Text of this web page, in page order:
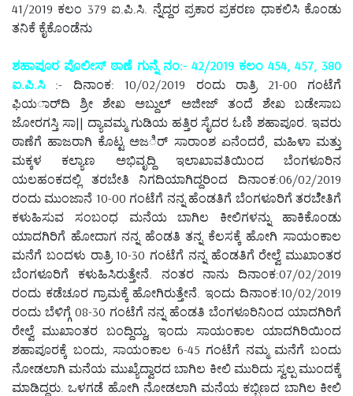
41/2019 ಕಲಂ 379 ಐ.ಪಿ.ಸಿ. ನ್ನೆದ್ದರ ಪ್ರಕಾರ ಪ್ರಕರಣ ಧಾಕಲಿಸಿ ಕೊಂಡು
ತನಿಕೆ ಕೈಕೊಂಡೆನು
ಶಹಾಪೂರ ಪೊಲೀಸ್ ಠಾಣೆ ಗುನ್ನೆ ನಂ:- 42/2019 ಕಲಂ 454, 457, 380
ಐ.ಪಿ.ಸಿ :- ದಿನಾಂಕ: 10/02/2019 ರಂದು ರಾತ್ರಿ 21-00 ಗಂಟೆಗೆ
ಫಿಯರ್ಾದಿ ಶ್ರೀ ಶೇಖ ಅಬ್ದುಲ್ ಅಜೀಜ್ ತಂದೆ ಶೇಖ ಬಡೇಸಾಬ
ಜೋರಗಸ್ತಿ ಸಾ|| ದ್ಯಾವಮ್ಮ ಗುಡಿಯ ಹತ್ತಿರ ಸೈದರ ಓಣಿ ಶಹಾಪೂರ. ಇವರು
ಠಾಣೆಗೆ ಹಾಜರಾಗಿ ಕೊಟ್ಟ ಅಜರ್ಿ ಸಾರಾಂಶ ಏನೆಂದರೆ, ಮಹಿಳಾ ಮತ್ತು
ಮಕ್ಕಳ ಕಲ್ಯಾಣ ಅಭಿವೃದ್ದಿ ಇಲಾಖಾವತಿಯಿಂದ ಬೆಂಗಳೂರಿನ
ಯಲಹಂಕದಲ್ಲಿ ತರಬೇತಿ ನಿಗದಿಯಾಗಿದ್ದರಿಂದ ದಿನಾಂಕ:06/02/2019
ರಂದು ಮುಂಜಾನೆ 10-00 ಗಂಟೆಗೆ ನನ್ನ ಹೆಂಡತಿಗೆ ಬೆಂಗಳೂರಿಗೆ ತರಬೆೇತಿಗೆ
ಕಳುಹಿಸುವ ಸಂಬಂಧ ಮನೆಯ ಬಾಗಿಲ ಕೀಲಿಗಳನ್ನು ಹಾಕಿಕೊಂಡು
ಯಾದಗಿರಿಗೆ ಹೋದಾಗ ನನ್ನ ಹೆಂಡತಿ ತನ್ನ ಕೆಲಸಕ್ಕೆ ಹೋಗಿ ಸಾಯಂಕಾಲ
ಮನೆಗೆ ಬಂದಳು ರಾತ್ರಿ 10-30 ಗಂಟೆಗೆ ನನ್ನ ಹೆಂಡತಿಗೆ ರೇಲ್ವೆ ಮುಖಾಂತರ
ಬೆಂಗಳೂರಿಗೆ ಕಳುಹಿಸಿರುತ್ತೇನೆ. ನಂತರ ನಾನು ದಿನಾಂಕ:07/02/2019
ರಂದು ಕಡೆಚೂರ ಗ್ರಾಮಕ್ಕೆ ಹೋಗಿರುತ್ತೇನೆ. ಇಂದು ದಿನಾಂಕ:10/02/2019
ರಂದು ಬೆಳಿಗ್ಗೆ 08-30 ಗಂಟೆಗೆ ನನ್ನ ಹೆಂಡತಿ ಬೆಂಗಳೂರಿನಿಂದ ಯಾದಗಿರಿಗೆ
ರೇಲ್ವೆ ಮುಖಾಂತರ ಬಂದ್ದಿದ್ದು, ಇಂದು ಸಾಯಂಕಾಲ ಯಾದಗಿರಿಯಿಂದ
ಶಹಾಪೂರಕ್ಕೆ ಬಂದು, ಸಾಯಂಕಾಲ 6-45 ಗಂಟೆಗೆ ನಮ್ಮ ಮನೆಗೆ ಬಂದು
ನೋಡಲಾಗಿ ಮನೆಯ ಮುಖ್ಯೆದ್ವಾರದ ಬಾಗಿಲ ಕೀಲಿ ಮುರಿದು ಸ್ವಲ್ಪ ಮುಂದಕ್ಕೆ
ಮಾಡಿದ್ದರು. ಒಳಗಡೆ ಹೋಗಿ ನೋಡಲಾಗಿ ಮನೆಯ ಕಬ್ಬಿಣದ ಬಾಗಿಲ ಕೀಲಿ